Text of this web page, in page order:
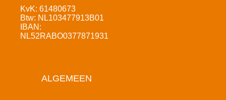
KvK: 61480673
Btw: NL103477913B01
IBAN:
NL52RABO0377871931
ALGEMEEN